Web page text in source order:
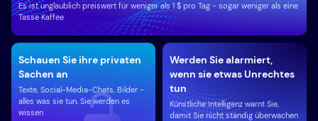
Schauen Sie ihre privaten
Sachen an
Texte, Social-Media-Chats, Bilder -
alles was sie tun, Sie werden es
wissen
Es ist unglaublich preiswert für weniger als 1 $ pro Tag - sogar weniger als eine
Tasse Kaffee
Werden Sie alarmiert,
wenn sie etwas Unrechtes
tun
Künstliche Intelligenz warnt Sie,
damit Sie nicht ständig überwachen